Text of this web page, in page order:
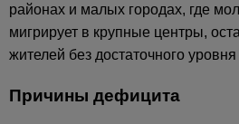
районах и малых городах, где
мигрирует в крупные центры,
жителей без достаточного
Причины дефицита